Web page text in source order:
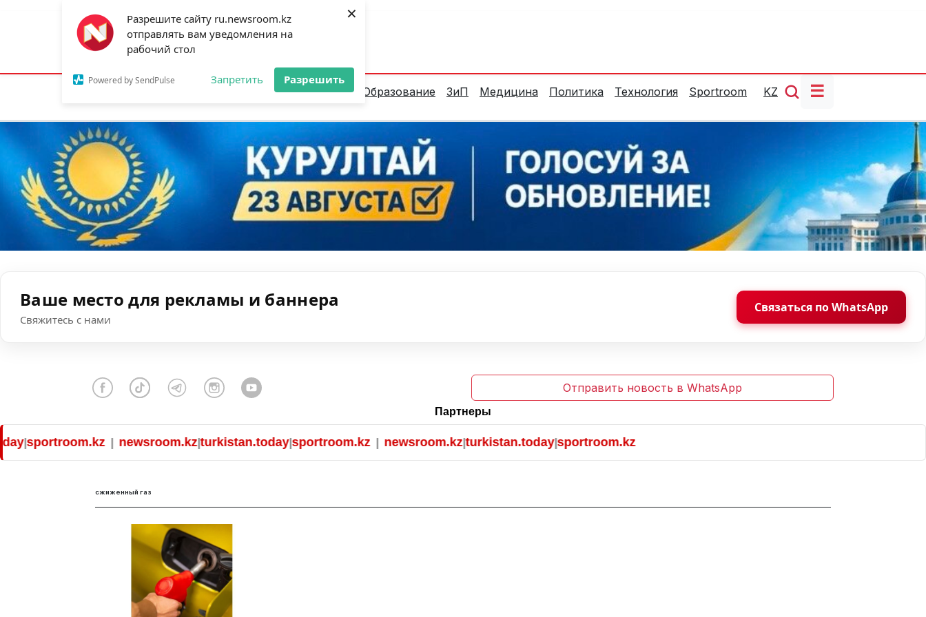
Разрешите сайту ru.newsroom.kz
отправлять вам уведомления на
рабочий стол
Powered by SendPulse Запретить Разрешить
×
Астана:21°C Алматы:27°C Шымкент:
Новости Аналитика Образование ЗиП Медицина Политика Технология Sportroom KZ ☰
Ваше место для рекламы и баннера
Свяжитесь с нами
Связаться по WhatsApp
Отправить новость в WhatsApp
Партнеры
|sportroom.kz|newsroom.kz|turkistan.today|sportroom.kz|newsroom.kz|turkistan.today|sportroom.kz
сжиженный газ